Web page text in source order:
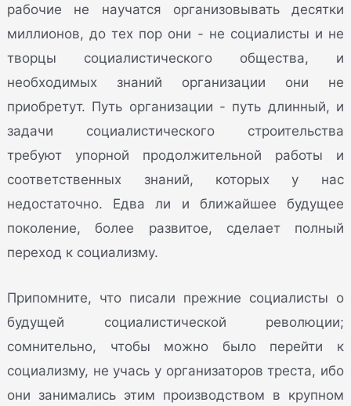
рабочие не научатся организовывать десятки
миллионов, до тех пор они - не социалисты и не
творцы социалистического общества, и
необходимых знаний организации они не
приобретут. Путь организации - путь длинный, и
задачи социалистического строительства
требуют упорной продолжительной работы и
соответственных знаний, которых у нас
недостаточно. Едва ли и ближайшее будущее
поколение, более развитое, сделает полный
переход к социализму.
Припомните, что писали прежние социалисты о
будущей социалистической революции;
сомнительно, чтобы можно было перейти к
социализму, не учась у организаторов треста, ибо
они занимались этим производством в крупном